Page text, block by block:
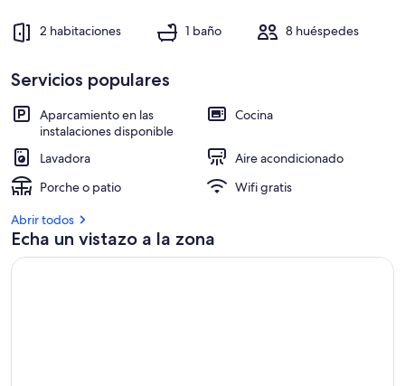
2 habitaciones 1 baño 8 huéspedes
Servicios populares
Aparcamiento en las
instalaciones disponible
Cocina
Lavadora
Aire acondicionado
Porche o patio
Wifi gratis
Abrir todos
Echa un vistazo a la zona